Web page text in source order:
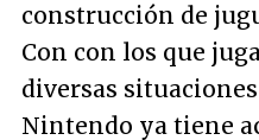
construcción de
Con con los que
diversas
Nintendo ya tiene